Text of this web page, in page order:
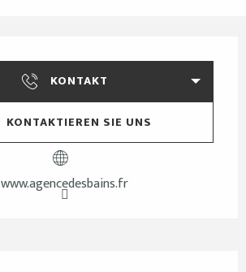
KONTAKT
KONTAKTIEREN SIE UNS
www.agencedesbains.fr